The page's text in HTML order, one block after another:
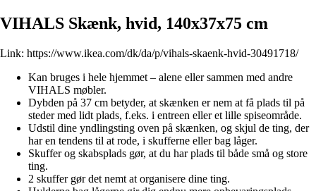
VIHALS Skænk, hvid, 140x37x75 cm
Link: https://www.ikea.com/dk/da/p/vihals-skaenk-hvid-30491718/
Kan bruges i hele hjemmet – alene eller sammen med andre
VIHALS møbler.
Dybden på 37 cm betyder, at skænken er nem at få plads til på
steder med lidt plads, f.eks. i entreen eller et lille spiseområde.
Udstil dine yndlingsting oven på skænken, og skjul de ting, der
har en tendens til at rode, i skufferne eller bag låger.
Skuffer og skabsplads gør, at du har plads til både små og store
ting.
2 skuffer gør det nemt at organisere dine ting.